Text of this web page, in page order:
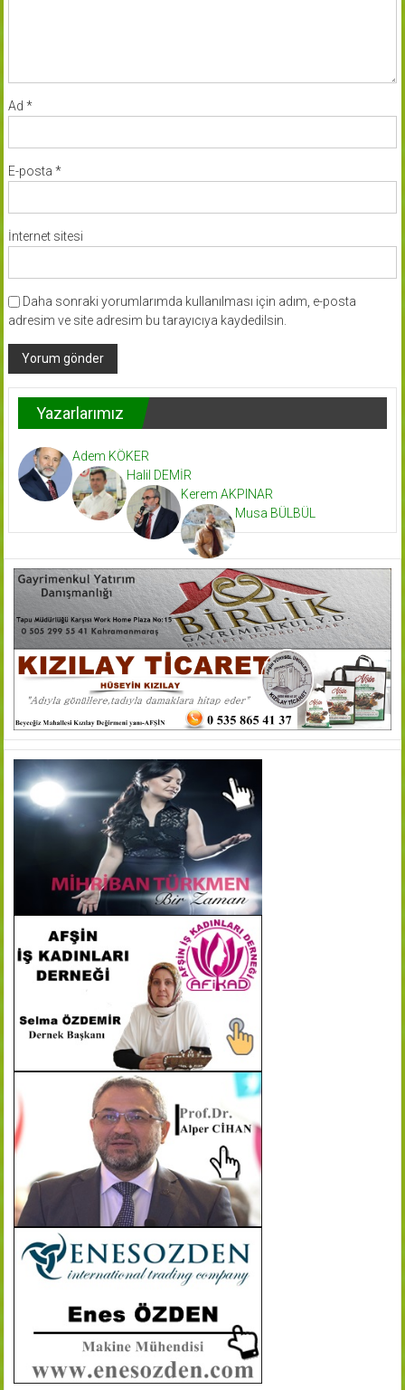
Ad *
E-posta *
İnternet sitesi
Daha sonraki yorumlarımda kullanılması için adım, e-posta
adresim ve site adresim bu tarayıcıya kaydedilsin.
Yazarlarımız
Adem KÖKER
Halil DEMİR
Kerem AKPINAR
Musa BÜLBÜL